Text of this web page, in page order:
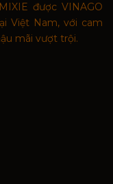
được VINAGO
Việt Nam, với cam
mãi vượt trội.